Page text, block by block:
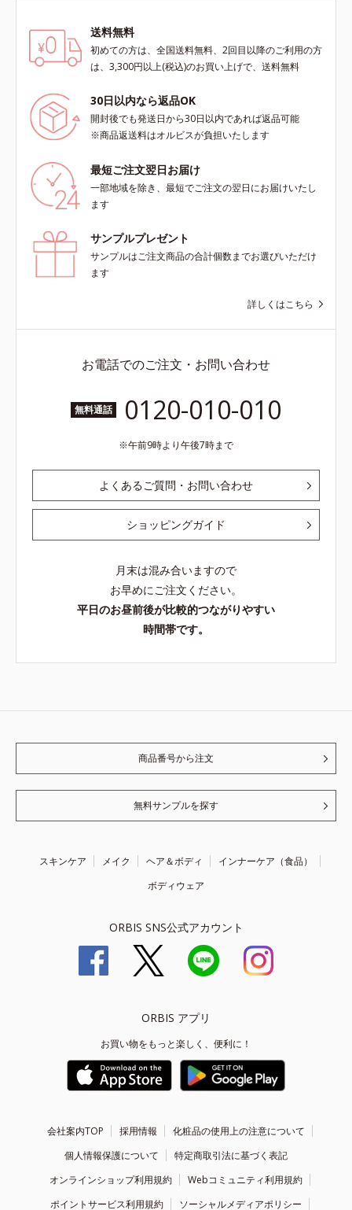
送料無料
初めての方は、全国送料無料、2回目以降のご利用の方
は、3,300円以上(税込)のお買い上げで、送料無料
30日以内なら返品OK
開封後でも発送日から30日以内であれば返品可能
※商品返送料はオルビスが負担いたします
最短ご注文翌日お届け
一部地域を除き、最短でご注文の翌日にお届けいたし
ます
サンプルプレゼント
サンプルはご注文商品の合計個数までお選びいただけ
ます
詳しくはこちら
お電話でのご注文・お問い合わせ
無料通話 0120-010-010
午前9時より午後7時まで
よくあるご質問・お問い合わせ
ショッピングガイド
月末は混み合いますので
お早めにご注文ください。
平日のお昼前後が比較的つながりやすい
時間帯です。
商品番号から注文
無料サンプルを探す
スキンケア メイク ヘア＆ボディ
インナーケア（食品）
ボディウェア
ORBIS SNS公式アカウント
ORBIS アプリ
お買い物をもっと楽しく、便利に！
会社案内TOP 採用情報
化粧品の使用上の注意について
個人情報保護について
特定商取引法に基づく表記
オンラインショップ利用規約
Webコミュニティ利用規約
ポイントサービス利用規約
ソーシャルメディアポリシー